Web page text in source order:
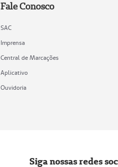
Fale Conosco
SAC
Imprensa
Central de Marcações
Aplicativo
Ouvidoria
Siga nossas redes